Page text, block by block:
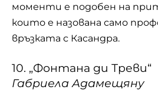
моменти е подобен на
които е назована само
връзката с Касандра.
10. „Фонтана ди Треви“
Габриела Адамещяну